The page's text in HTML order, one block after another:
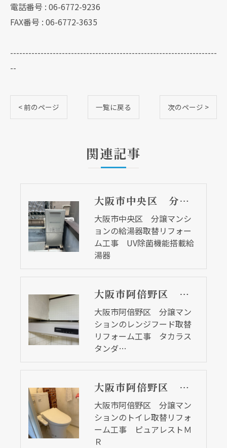
電話番号 : 06-6772-9236
FAX番号 : 06-6772-3635
--------------------------------------------------------------------
--
< 前のページ 一覧に戻る 次のページ >
関連記事
大阪市中央区 分譲マンションの給湯器取替リフォーム工事 UV除菌機能搭載給湯器
大阪市中央区 分譲マンシ
ョンの給湯器取替リフォー
ム工事 UV除菌機能搭載給
湯器
大阪市阿倍野区 分譲マンションのレンジフード取替リフォーム工事 タカラスタンダード
大阪市阿倍野区 分譲マン
ションのレンジフード取替
リフォーム工事 タカラス
タンダ…
大阪市阿倍野区 分譲マンションのトイレ取替リフォーム工事 ピュアレストＭＲ
大阪市阿倍野区 分譲マン
ションのトイレ取替リフォ
ーム工事 ピュアレストＭ
Ｒ